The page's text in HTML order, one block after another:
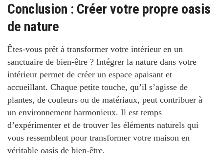
Conclusion : Créer votre propre oasis
de nature
Êtes-vous prêt à transformer votre intérieur en un
sanctuaire de bien-être ? Intégrer la nature dans votre
intérieur permet de créer un espace apaisant et
accueillant. Chaque petite touche, qu’il s’agisse de
plantes, de couleurs ou de matériaux, peut contribuer à
un environnement harmonieux. Il est temps
d’expérimenter et de trouver les éléments naturels qui
vous ressemblent pour transformer votre maison en
véritable oasis de bien-être.